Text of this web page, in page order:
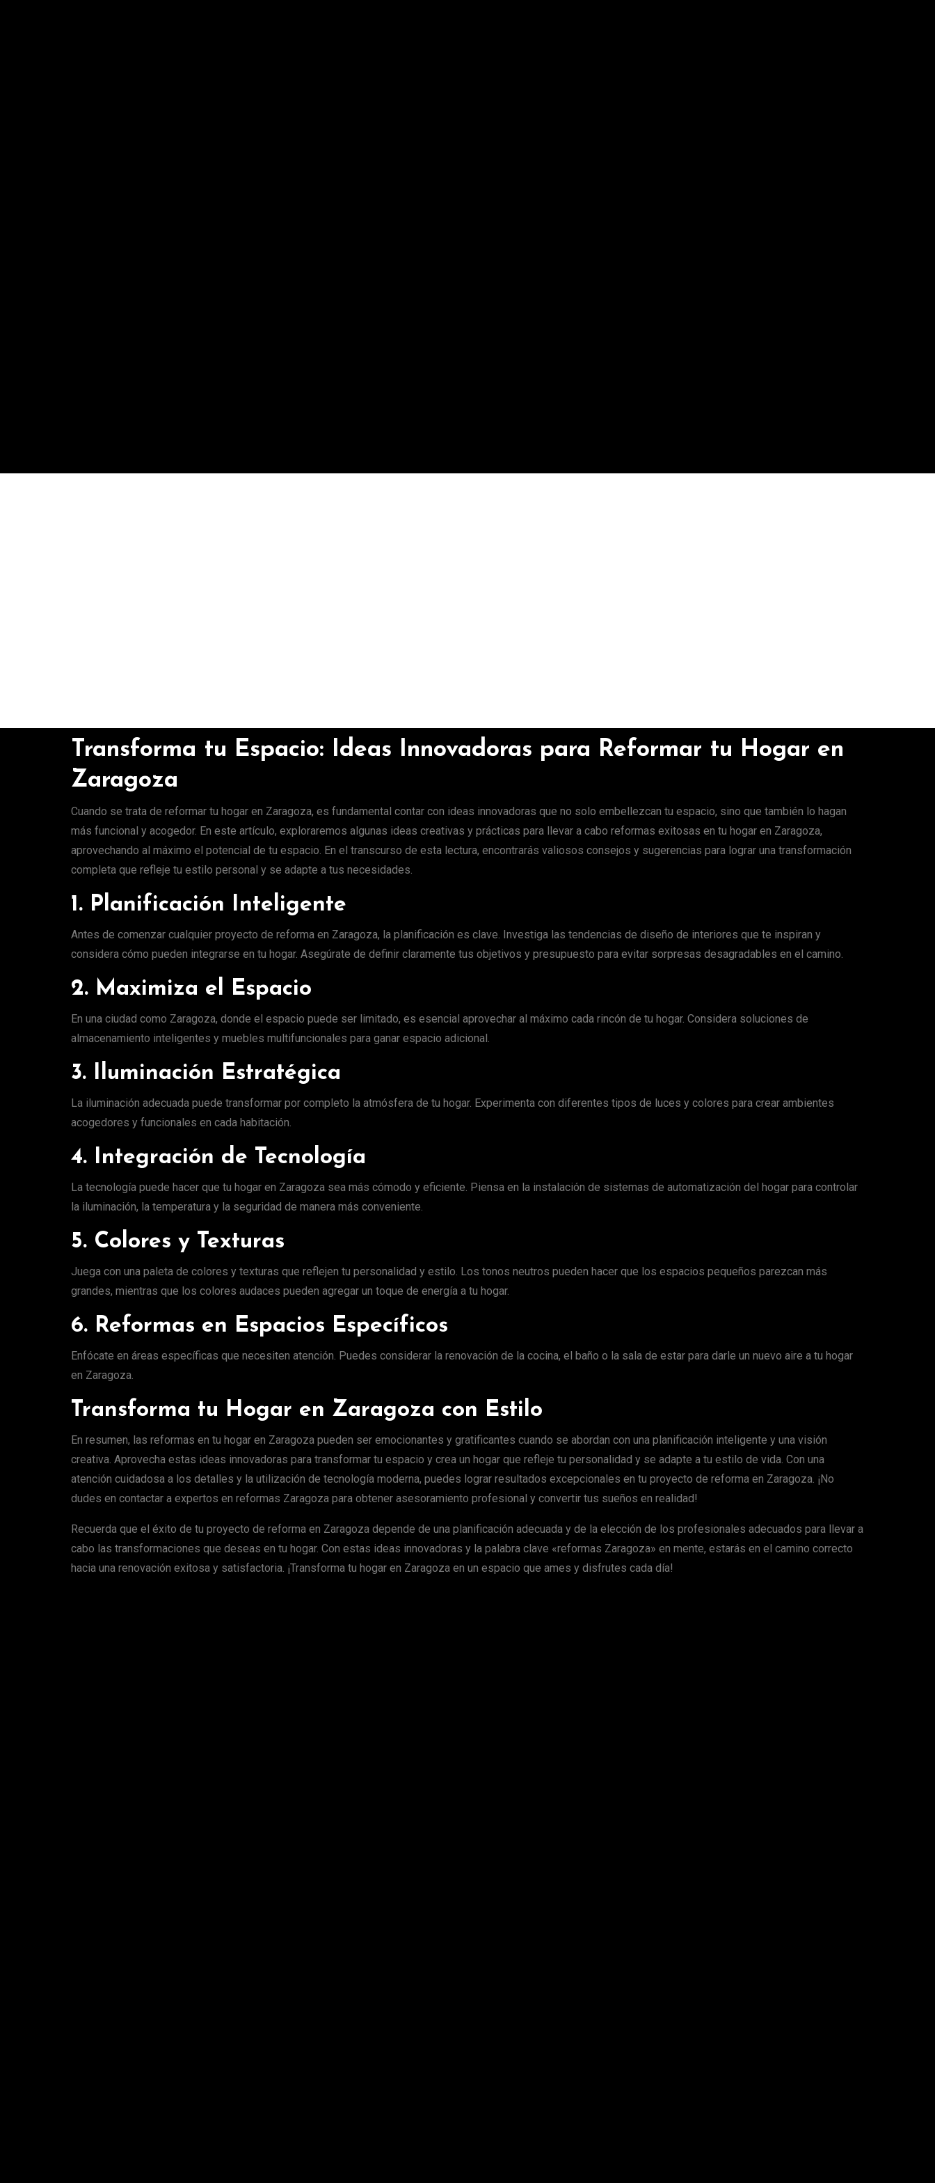
Transforma tu Espacio: Ideas Innovadoras para Reformar tu Hogar en
Zaragoza
Cuando se trata de reformar tu hogar en Zaragoza, es fundamental contar con ideas innovadoras que no solo embellezcan tu espacio, sino que también lo hagan
más funcional y acogedor. En este artículo, exploraremos algunas ideas creativas y prácticas para llevar a cabo reformas exitosas en tu hogar en Zaragoza,
aprovechando al máximo el potencial de tu espacio. En el transcurso de esta lectura, encontrarás valiosos consejos y sugerencias para lograr una transformación
completa que refleje tu estilo personal y se adapte a tus necesidades.
1. Planificación Inteligente
Antes de comenzar cualquier proyecto de reforma en Zaragoza, la planificación es clave. Investiga las tendencias de diseño de interiores que te inspiran y
considera cómo pueden integrarse en tu hogar. Asegúrate de definir claramente tus objetivos y presupuesto para evitar sorpresas desagradables en el camino.
2. Maximiza el Espacio
En una ciudad como Zaragoza, donde el espacio puede ser limitado, es esencial aprovechar al máximo cada rincón de tu hogar. Considera soluciones de
almacenamiento inteligentes y muebles multifuncionales para ganar espacio adicional.
3. Iluminación Estratégica
La iluminación adecuada puede transformar por completo la atmósfera de tu hogar. Experimenta con diferentes tipos de luces y colores para crear ambientes
acogedores y funcionales en cada habitación.
4. Integración de Tecnología
La tecnología puede hacer que tu hogar en Zaragoza sea más cómodo y eficiente. Piensa en la instalación de sistemas de automatización del hogar para controlar
la iluminación, la temperatura y la seguridad de manera más conveniente.
5. Colores y Texturas
Juega con una paleta de colores y texturas que reflejen tu personalidad y estilo. Los tonos neutros pueden hacer que los espacios pequeños parezcan más
grandes, mientras que los colores audaces pueden agregar un toque de energía a tu hogar.
6. Reformas en Espacios Específicos
Enfócate en áreas específicas que necesiten atención. Puedes considerar la renovación de la cocina, el baño o la sala de estar para darle un nuevo aire a tu hogar
en Zaragoza.
Transforma tu Hogar en Zaragoza con Estilo
En resumen, las reformas en tu hogar en Zaragoza pueden ser emocionantes y gratificantes cuando se abordan con una planificación inteligente y una visión
creativa. Aprovecha estas ideas innovadoras para transformar tu espacio y crea un hogar que refleje tu personalidad y se adapte a tu estilo de vida. Con una
atención cuidadosa a los detalles y la utilización de tecnología moderna, puedes lograr resultados excepcionales en tu proyecto de reforma en Zaragoza. ¡No
dudes en contactar a expertos en reformas Zaragoza para obtener asesoramiento profesional y convertir tus sueños en realidad!
Recuerda que el éxito de tu proyecto de reforma en Zaragoza depende de una planificación adecuada y de la elección de los profesionales adecuados para llevar a
cabo las transformaciones que deseas en tu hogar. Con estas ideas innovadoras y la palabra clave «reformas Zaragoza» en mente, estarás en el camino correcto
hacia una renovación exitosa y satisfactoria. ¡Transforma tu hogar en Zaragoza en un espacio que ames y disfrutes cada día!